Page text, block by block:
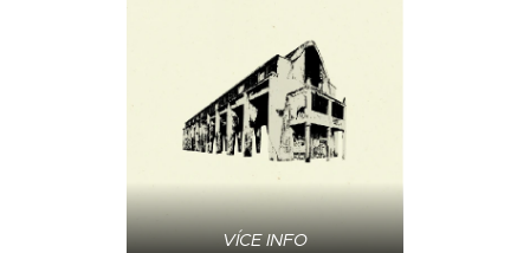
VÍCE INFO